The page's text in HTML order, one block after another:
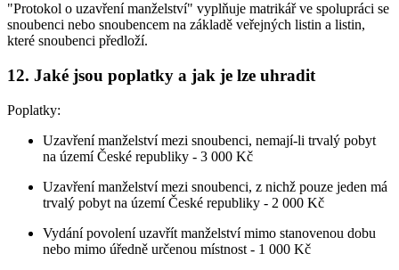
"Protokol o uzavření manželství" vyplňuje matrikář ve spolupráci se
snoubenci nebo snoubencem na základě veřejných listin a listin,
které snoubenci předloží.
12. Jaké jsou poplatky a jak je lze uhradit
Poplatky:
Uzavření manželství mezi snoubenci, nemají-li trvalý pobyt
na území České republiky - 3 000 Kč
Uzavření manželství mezi snoubenci, z nichž pouze jeden má
trvalý pobyt na území České republiky - 2 000 Kč
Vydání povolení uzavřít manželství mimo stanovenou dobu
nebo mimo úředně určenou místnost - 1 000 Kč